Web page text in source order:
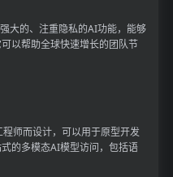
大的、注重隐私的AI功能，能够
以帮助全球快速增长的团队节
师而设计，可以用于原型开发
的多模态AI模型访问，包括语